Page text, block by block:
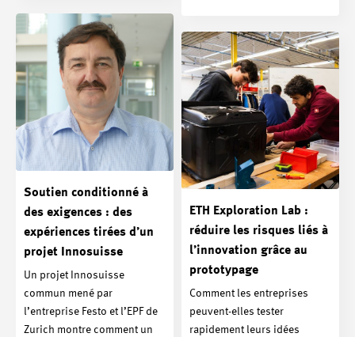
Soutien conditionné à
des exigences : des
expériences tirées d’un
projet Innosuisse
Un projet Innosuisse
commun mené par
l’entreprise Festo et l’EPF de
Zurich montre comment un
ETH Exploration Lab :
réduire les risques liés à
l’innovation grâce au
prototypage
Comment les entreprises
peuvent-elles tester
rapidement leurs idées